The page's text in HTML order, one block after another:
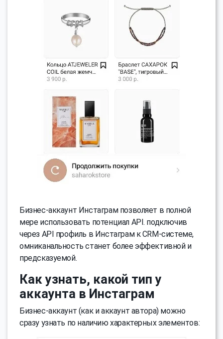
Бизнес-аккаунт Инстаграм позволяет в полной
мере использовать потенциал API. подключив
через API профиль в Инстаграм к CRM-системе,
омниканальность станет более эффективной и
предсказуемой.
Как узнать, какой тип у
аккаунта в Инстаграм
Бизнес-аккаунт (как и аккаунт автора) можно
сразу узнать по наличию характерных элементов: